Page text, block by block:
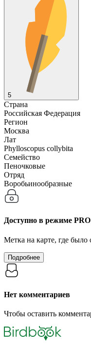
5
Страна
Российская Федерация
Регион
Москва
Лат
Phylloscopus collybita
Семейство
Пеночковые
Отряд
Воробьинообразные
Доступно в режиме PRO
Метка на карте, где было
Подробнее
Нет комментариев
Чтобы оставить